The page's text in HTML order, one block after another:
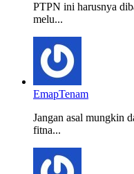
PTPN ini harusnya
melu...
EmapTenam
Jangan asal mungkin
fitna...